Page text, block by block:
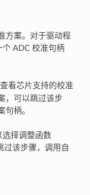
方案。对于驱动程
ADC 校准句柄
看芯片支持的校准
，可以跳过该步
句柄。
选择调整函数
过该步骤，调用自